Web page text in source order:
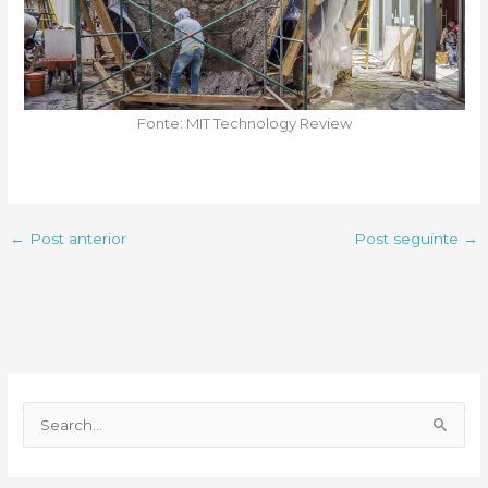
Fonte: MIT Technology Review
← Post anterior Post seguinte →
e